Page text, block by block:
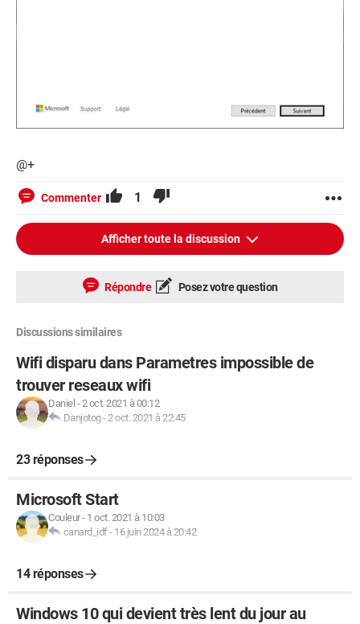
@+
Commenter 1
Afficher toute la discussion
Répondre Posez votre question
Discussions similaires
Wifi disparu dans Parametres impossible de
trouver reseaux wifi
Daniel -2 oct. 2021 à 00:12
Danjotog-2 oct. 2021 à 22:45
23 réponses
Microsoft Start
Couleur- 1 oct. 2021 à 10:03
canard_idf- 16 juin 2024 à 20:42
14 réponses
Windows 10 qui devient très lent du jour au